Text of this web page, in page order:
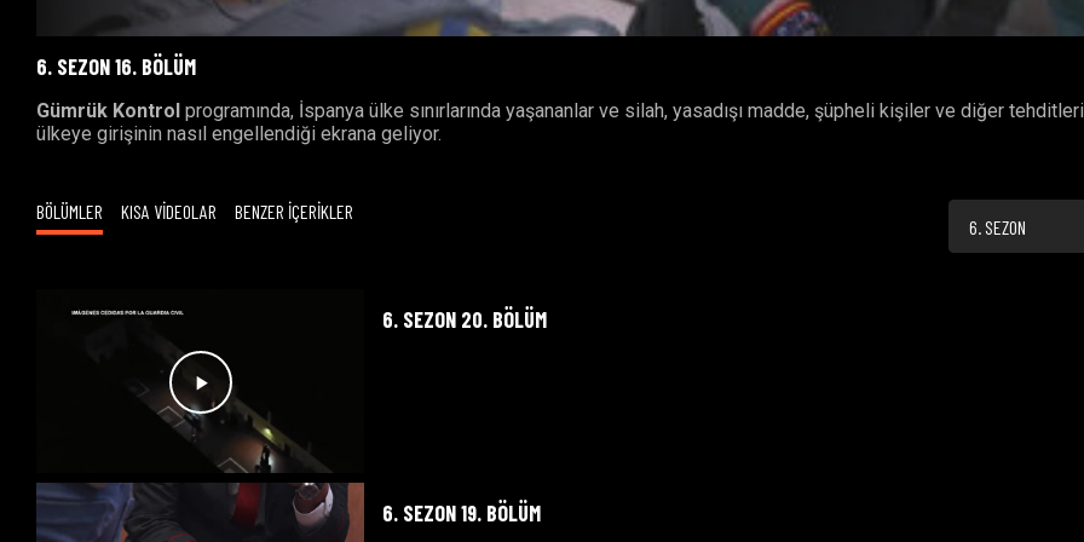
6. SEZON 16. BÖLÜM
Gümrük Kontrol programında, İspanya ülke sınırlarında yaşananlar ve silah, yasadışı madde, şüpheli kişiler ve diğer
ülkeye girişinin nasıl engellendiği ekrana geliyor.
BÖLÜMLER KISA VİDEOLAR BENZER İÇERİKLER
6. SEZON
6. SEZON 20. BÖLÜM
6. SEZON 19. BÖLÜM